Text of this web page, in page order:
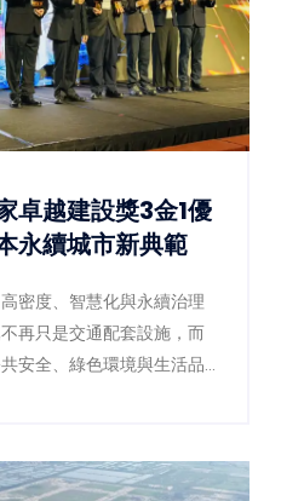
卓越建設獎3金1優
續城市新典範
密度、智慧化與永續治理
再只是交通配套設施，而
安全、綠色環境與生活品
車、景觀、防災與人本設
於「2026國家卓越建設